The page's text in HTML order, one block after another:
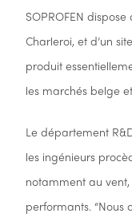
SOPROFEN
Charleroi, et d’un
produit
les marchés belge
Le département
les ingénieurs
notamment au vent,
performants. “Nous